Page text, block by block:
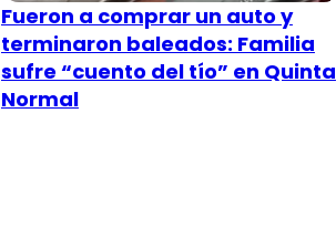
Fueron a comprar un auto y
terminaron baleados: Familia
sufre “cuento del tío” en Quinta
Normal